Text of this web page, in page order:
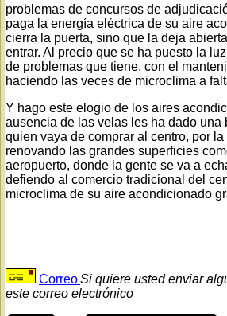
problemas de concursos de
paga la energía eléctrica de su aire
cierra la puerta, sino que la deja
entrar. Al precio que se ha puesto la
de problemas que tiene, con el
haciendo las veces de microclima a
Y hago este elogio de los aires
ausencia de las velas les ha dado
quien vaya de comprar al centro, por
renovando las grandes superficies
aeropuerto, donde la gente se va a
defiendo al comercio tradicional del
microclima de su aire acondicionado
CorreoSi quiere usted enviar
este correo electrónico